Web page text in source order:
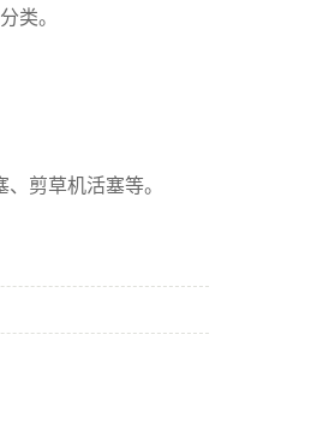
类。
剪草机活塞等。